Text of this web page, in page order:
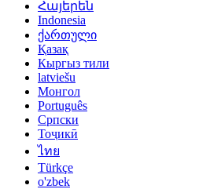
Հայերեն
Indonesia
ქართული
Қазақ
Кыргыз тили
latviešu
Монгол
Português
Српски
Тоҷикӣ
ไทย
Türkçe
o'zbek